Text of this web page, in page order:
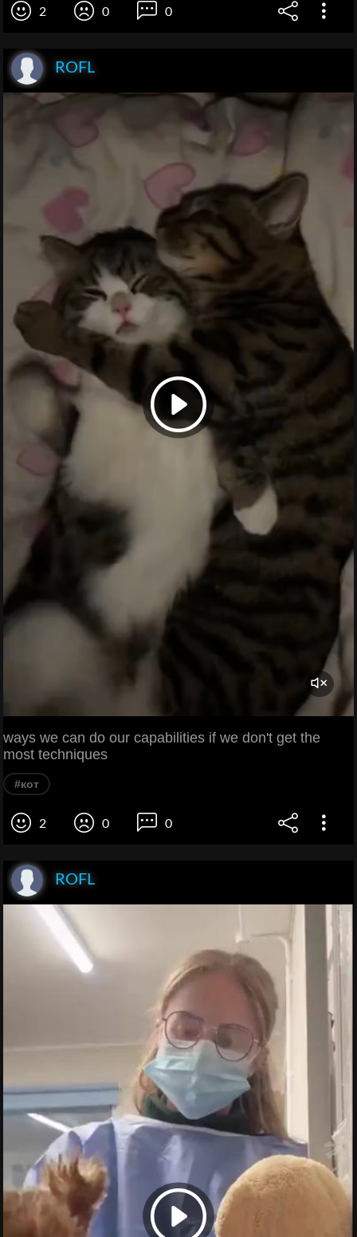
2 0 0
ROFL
ways we can do our capabilities if we don't get the
most techniques
#кот
2 0 0
ROFL